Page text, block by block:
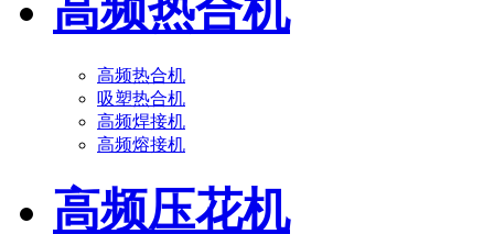
高频热合机
高频热合机
吸塑热合机
高频焊接机
高频熔接机
高频压花机